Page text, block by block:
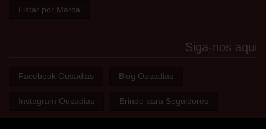
Listar por Marca
Siga-nos aqui
Facebook Ousadias Blog Ousadias
Instagram Ousadias Brinde para Seguidores